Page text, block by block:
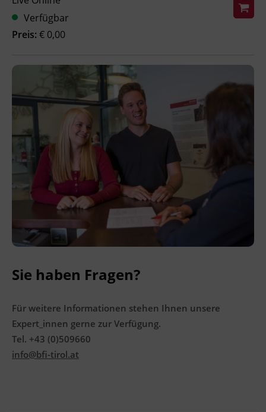
Ingenieurzertifizierung
BFI Reutte
Verfügbar
Preis: € 0,00
Sie haben Fragen?
Für weitere Informationen stehen Ihnen unsere
Expert_innen gerne zur Verfügung.
Tel. +43 (0)509660
info@bfi-tirol.at